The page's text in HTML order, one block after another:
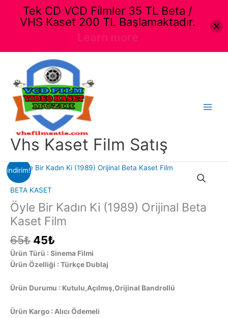
Vhs Kaset Film Satış
indirim!
BETA KASET
Öyle Bir Kadın Ki (1989) Orijinal Beta
Kaset Film
65₺ Orijinal
fiyat:
65₺.
45₺
andaki
fiyat:
45₺.
Ürün Türü : Sinema Filmi
Ürün Özelliği : Türkçe Dublaj
Ürün Durumu : Kutulu,Açılmış,Orijinal Bandrollü
Ürün Kargo : Alıcı Ödemeli
Tek CD VCD Filmler 35 TL Beta /
VHS Kaset 200 TL Başlamaktadır.
Learn more